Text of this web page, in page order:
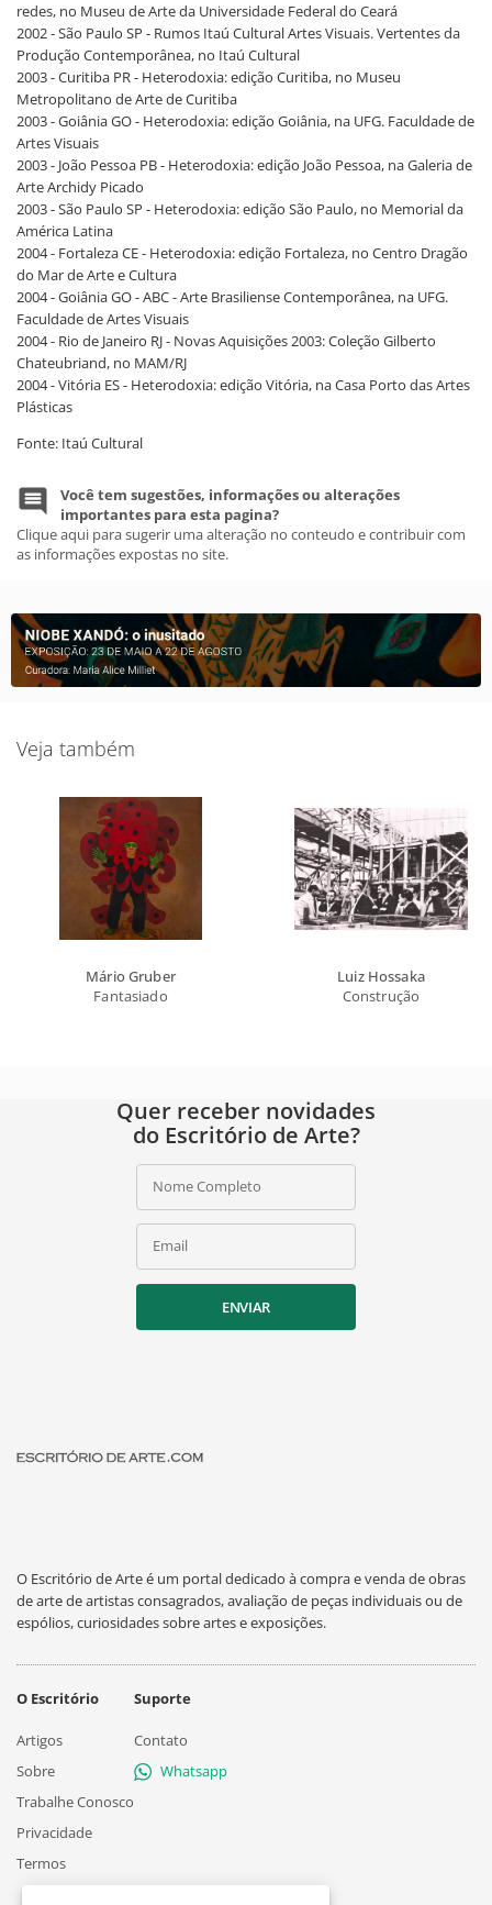
redes, no Museu de Arte da Universidade Federal do Ceará
2002 - São Paulo SP - Rumos Itaú Cultural Artes Visuais. Vertentes da
Produção Contemporânea, no Itaú Cultural
2003 - Curitiba PR - Heterodoxia: edição Curitiba, no Museu
Metropolitano de Arte de Curitiba
2003 - Goiânia GO - Heterodoxia: edição Goiânia, na UFG. Faculdade de
Artes Visuais
2003 - João Pessoa PB - Heterodoxia: edição João Pessoa, na Galeria de
Arte Archidy Picado
2003 - São Paulo SP - Heterodoxia: edição São Paulo, no Memorial da
América Latina
2004 - Fortaleza CE - Heterodoxia: edição Fortaleza, no Centro Dragão
do Mar de Arte e Cultura
2004 - Goiânia GO - ABC - Arte Brasiliense Contemporânea, na UFG.
Faculdade de Artes Visuais
2004 - Rio de Janeiro RJ - Novas Aquisições 2003: Coleção Gilberto
Chateubriand, no MAM/RJ
2004 - Vitória ES - Heterodoxia: edição Vitória, na Casa Porto das Artes
Plásticas
Fonte: Itaú Cultural
Você tem sugestões, informações ou alterações
importantes para esta pagina?
Clique aqui para sugerir uma alteração no conteudo e contribuir com
as informações expostas no site.
Veja também
Mário Gruber
Fantasiado
Luiz Hossaka
Construção
Quer receber novidades
do Escritório de Arte?
Nome Completo
Email
ENVIAR
O Escritório de Arte é um portal dedicado à compra e venda de obras
de arte de artistas consagrados, avaliação de peças individuais ou de
espólios, curiosidades sobre artes e exposições.
O Escritório
Artigos
Sobre
Trabalhe Conosco
Privacidade
Termos
Suporte
Contato
Whatsapp